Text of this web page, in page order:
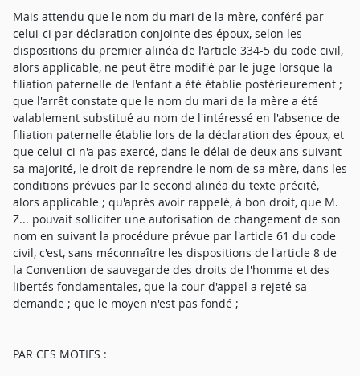
Mais attendu que le nom du mari de la mère, conféré par
celui-ci par déclaration conjointe des époux, selon les
dispositions du premier alinéa de l'article 334-5 du code civil,
alors applicable, ne peut être modifié par le juge lorsque la
filiation paternelle de l'enfant a été établie postérieurement ;
que l'arrêt constate que le nom du mari de la mère a été
valablement substitué au nom de l'intéressé en l'absence de
filiation paternelle établie lors de la déclaration des époux, et
que celui-ci n'a pas exercé, dans le délai de deux ans suivant
sa majorité, le droit de reprendre le nom de sa mère, dans les
conditions prévues par le second alinéa du texte précité,
alors applicable ; qu'après avoir rappelé, à bon droit, que M.
Z... pouvait solliciter une autorisation de changement de son
nom en suivant la procédure prévue par l'article 61 du code
civil, c'est, sans méconnaître les dispositions de l'article 8 de
la Convention de sauvegarde des droits de l'homme et des
libertés fondamentales, que la cour d'appel a rejeté sa
demande ; que le moyen n'est pas fondé ;
PAR CES MOTIFS :